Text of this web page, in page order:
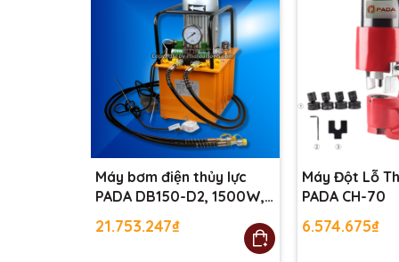
Máy bơm điện thủy lực
PADA DB150-D2, 1500W,
30L
21.753.247₫
Máy Đột Lỗ
PADA CH-70
6.574.675₫